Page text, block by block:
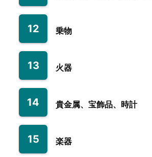
12 乗物
13 火器
14 貴金属、宝飾品、時計
15 楽器